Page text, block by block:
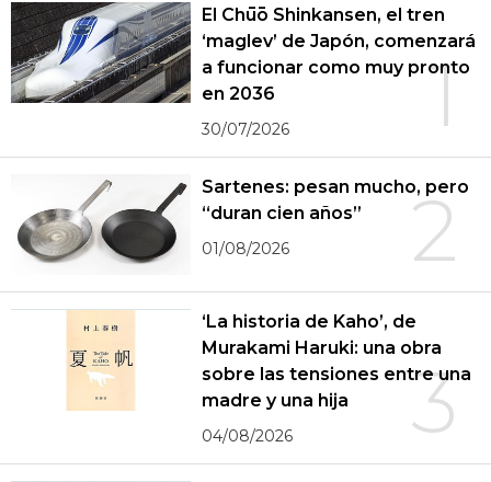
1
El Chūō Shinkansen, el tren
‘maglev’ de Japón, comenzará
a funcionar como muy pronto
en 2036
30/07/2026
2
Sartenes: pesan mucho, pero
“duran cien años”
01/08/2026
3
‘La historia de Kaho’, de
Murakami Haruki: una obra
sobre las tensiones entre una
madre y una hija
04/08/2026